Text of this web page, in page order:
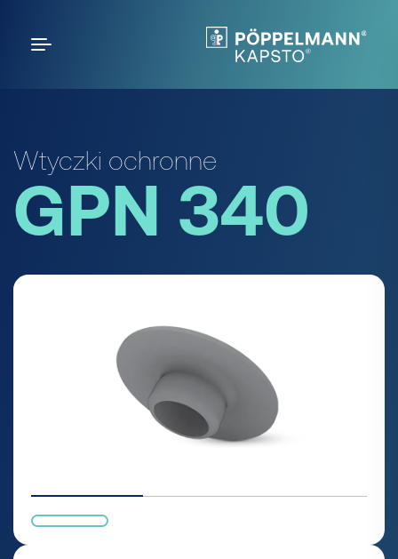
Wtyczki ochronne
GPN 340